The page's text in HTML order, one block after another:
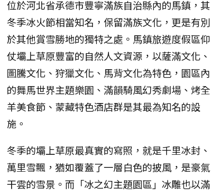
位於河北省承德市豐寧滿族自治縣內的馬鎮，其
冬季冰火節相當知名，保留滿族文化，更是有別
於其他賞雪勝地的獨特之處。馬鎮旅遊度假區仰
仗壩上草原豐富的自然人文資源，以薩滿文化、
圖騰文化、狩獵文化、馬背文化為特色，園區內
的舞馬世界主題樂園、滿韻騎風幻秀劇場、烤全
羊美食節、蒙藏特色酒店群是其最為知名的設
施。
冬季的壩上草原最真實的寫照，就是千里冰封、
萬里雪飄，猶如覆蓋了一層白色的披風，是豪氣
干雲的雪景。而「冰之幻主題園區」冰雕也以滿